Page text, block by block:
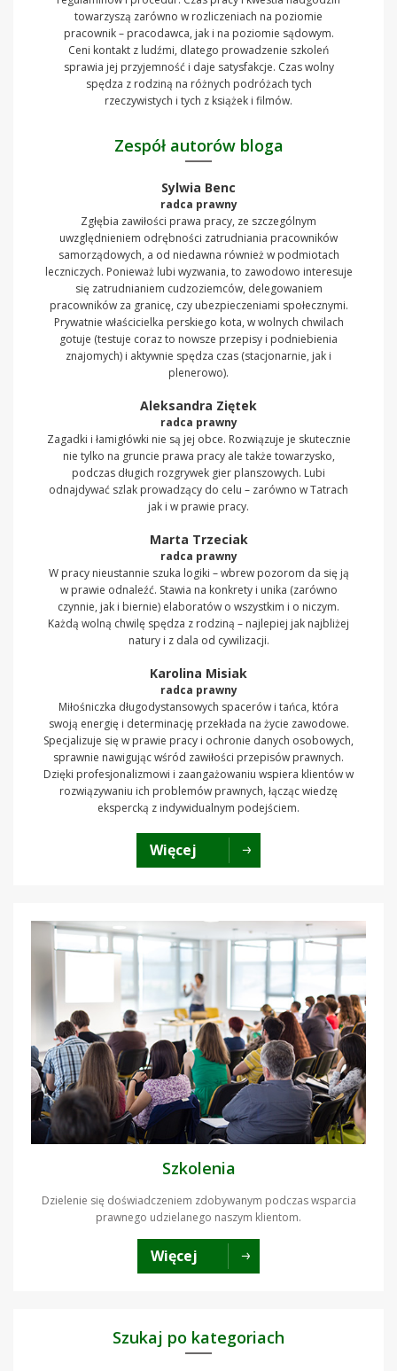
towarzyszą zarówno w rozliczeniach na poziomie
pracownik – pracodawca, jak i na poziomie sądowym.
Ceni kontakt z ludźmi, dlatego prowadzenie szkoleń
sprawia jej przyjemność i daje satysfakcje. Czas wolny
spędza z rodziną na różnych podróżach tych
rzeczywistych i tych z książek i filmów.
Zespół autorów bloga
Sylwia Benc
radca prawny
Zgłębia zawiłości prawa pracy, ze szczególnym
uwzględnieniem odrębności zatrudniania pracowników
samorządowych, a od niedawna również w podmiotach
leczniczych. Ponieważ lubi wyzwania, to zawodowo interesuje
się zatrudnianiem cudzoziemców, delegowaniem
pracowników za granicę, czy ubezpieczeniami społecznymi.
Prywatnie właścicielka perskiego kota, w wolnych chwilach
gotuje (testuje coraz to nowsze przepisy i podniebienia
znajomych) i aktywnie spędza czas (stacjonarnie, jak i
plenerowo).
Aleksandra Ziętek
radca prawny
Zagadki i łamigłówki nie są jej obce. Rozwiązuje je skutecznie
nie tylko na gruncie prawa pracy ale także towarzysko,
podczas długich rozgrywek gier planszowych. Lubi
odnajdywać szlak prowadzący do celu – zarówno w Tatrach
jak i w prawie pracy.
Marta Trzeciak
radca prawny
W pracy nieustannie szuka logiki – wbrew pozorom da się ją
w prawie odnaleźć. Stawia na konkrety i unika (zarówno
czynnie, jak i biernie) elaboratów o wszystkim i o niczym.
Każdą wolną chwilę spędza z rodziną – najlepiej jak najbliżej
natury i z dala od cywilizacji.
Karolina Misiak
radca prawny
Miłośniczka długodystansowych spacerów i tańca, która
swoją energię i determinację przekłada na życie zawodowe.
Specjalizuje się w prawie pracy i ochronie danych osobowych,
sprawnie nawigując wśród zawiłości przepisów prawnych.
Dzięki profesjonalizmowi i zaangażowaniu wspiera klientów w
rozwiązywaniu ich problemów prawnych, łącząc wiedzę
ekspercką z indywidualnym podejściem.
Więcej
Szkolenia
Dzielenie się doświadczeniem zdobywanym podczas wsparcia
prawnego udzielanego naszym klientom.
Więcej
Szukaj po kategoriach